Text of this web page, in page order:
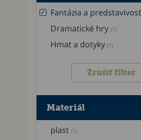
Fantázia a predstavivosť
Dramatické hry (1)
Hmat a dotyky (1)
Zrušiť filter
Materiál
plast (1)